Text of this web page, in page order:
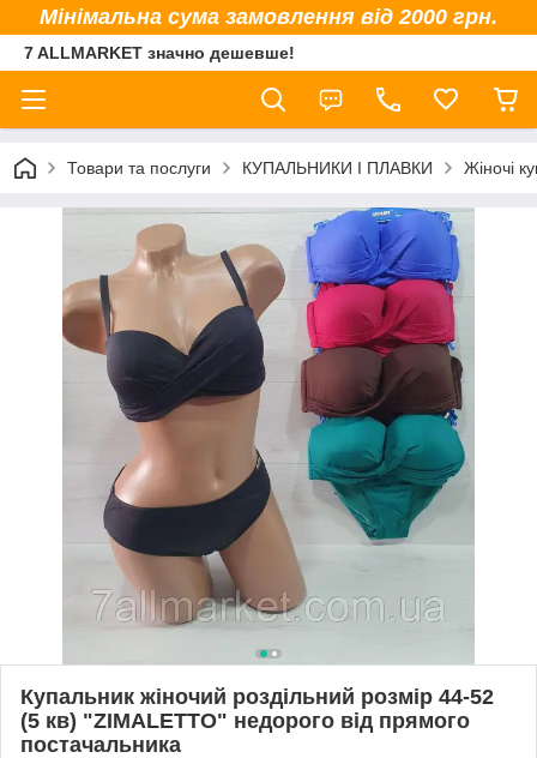
Мінімальна сума замовлення від 2000 грн.
7 ALLMARKET значно дешевше!
Товари та послуги КУПАЛЬНИКИ І ПЛАВКИ Жіночі
Купальник жіночий роздільний розмір 44-52
(5 кв) "ZIMALETTO" недорого від прямого
постачальника